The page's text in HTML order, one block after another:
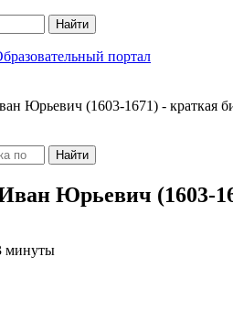
Найти
портал
Юрьевич (1603-1671) - краткая
Найти
Юрьевич (1603-
минуты